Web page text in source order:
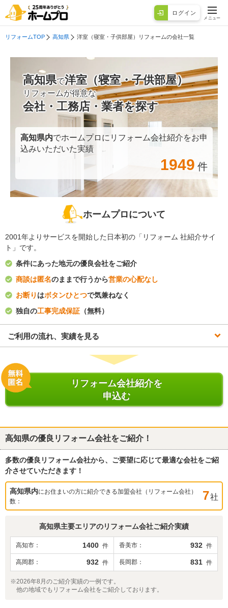
ログイン
メニュー
リフォームTOP 高知県 洋室（寝室・子供部屋）リフォームの会社一覧
高知県で洋室（寝室・子供部屋）
リフォームが得意な
会社・工務店・業者を探す
高知県内でホームプロにリフォーム会社紹介をお申
込みいただいた実績
1949 件
ホームプロについて
2001年よりサービスを開始した日本初の「リフォーム 社紹介サイ
ト」です。
条件にあった地元の優良会社をご紹介
商談は匿名のままで行うから営業の心配なし
お断り はボタンひとつで気兼ねなく
独自の工事完成保証 （無料）
ご利用の流れ、実績を見る
リフォーム会社紹介を
申込む
高知県の優良リフォーム会社をご紹介！
多数の優良リフォーム会社から、ご要望に応じて最適な会社をご紹
介させていただきます！
高知県内にお住まいの方に紹介できる加盟会社（リフォーム会社）
数：
7社
高知県主要エリアのリフォーム会社ご紹介実績
高知市 1400 件 香美市 932 件
高岡郡 932 件 長岡郡 831 件
※2026年8月のご紹介実績の一例です。
他の地域でもリフォーム会社をご紹介しております。